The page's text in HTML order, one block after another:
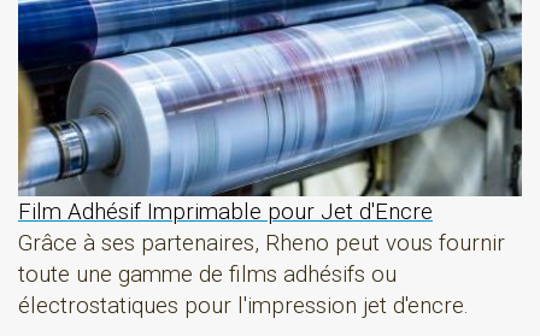
Film Adhésif Imprimable pour Jet d'Encre
Grâce à ses partenaires, Rheno peut vous fournir
toute une gamme de films adhésifs ou
électrostatiques pour l'impression jet d'encre.